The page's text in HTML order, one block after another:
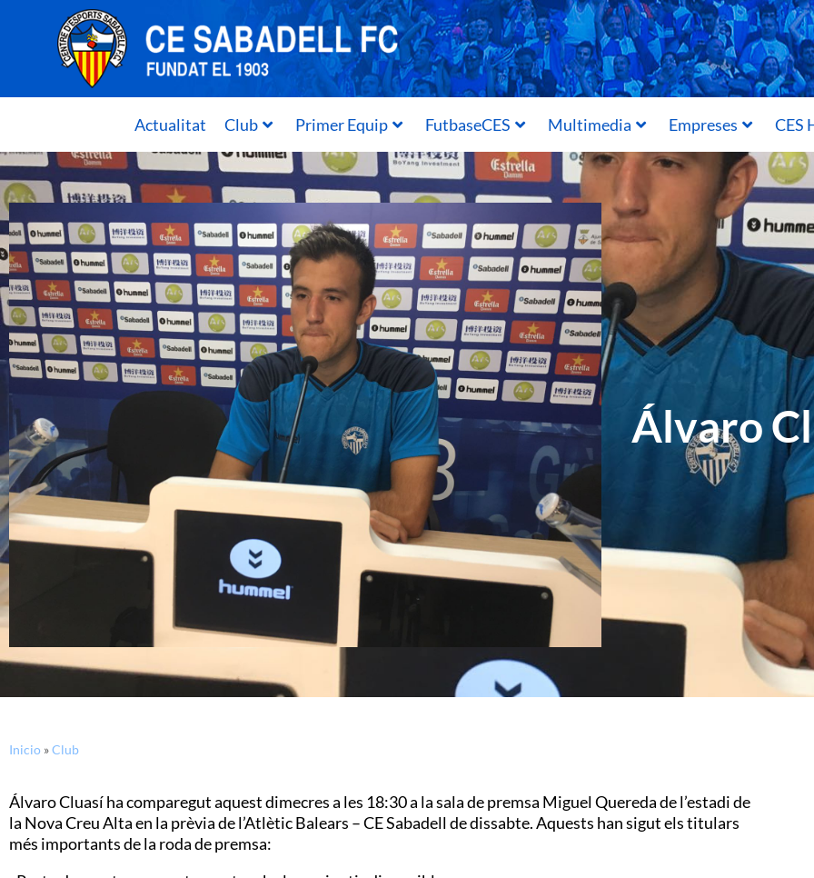
Actualitat Club Primer Equip FutbaseCES Multimedia Empreses CES
Álvaro
Inicio »Club
Álvaro Cluasí ha comparegut aquest dimecres a les 18:30 a la sala de premsa Miguel Quereda de l’estadi de
la Nova Creu Alta en la prèvia de l’Atlètic Balears – CE Sabadell de dissabte. Aquests han sigut els titulars
més importants de la roda de premsa: